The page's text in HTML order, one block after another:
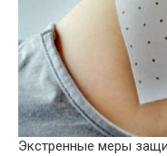
Экстренные меры